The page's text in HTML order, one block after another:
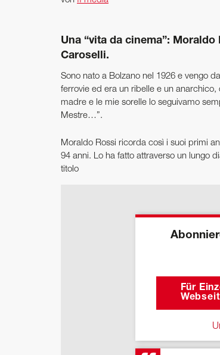
Una “vita da cinema”:
Caroselli.
Sono nato a Bolzano nel 1926 e vengo
ferrovie ed era un ribelle e un
madre e le mie sorelle lo seguivamo
Mestre…”.
Moraldo Rossi ricorda così i suoi primi
94 anni. Lo ha fatto attraverso un lungo
titolo
Für